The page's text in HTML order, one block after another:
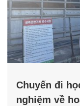
Chuyến đi
nghiệm về